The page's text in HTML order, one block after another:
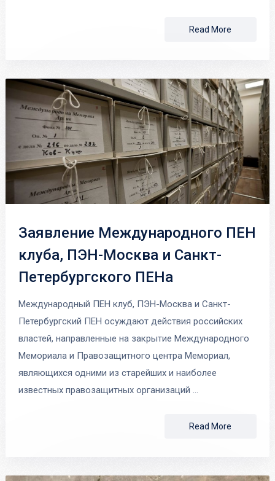
Read More
Заявление Международного ПЕН
клуба, ПЭН-Москва и Санкт-
Петербургского ПЕНа
Международный ПЕН клуб, ПЭН-Москва и Санкт-
Петербургский ПЕН осуждают действия российских
властей, направленные на закрытие Международного
Мемориала и Правозащитного центра Мемориал,
являющихся одними из старейших и наиболее
известных правозащитных организаций …
Read More